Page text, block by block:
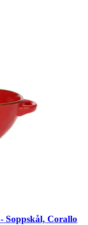
Soppskål, Corallo